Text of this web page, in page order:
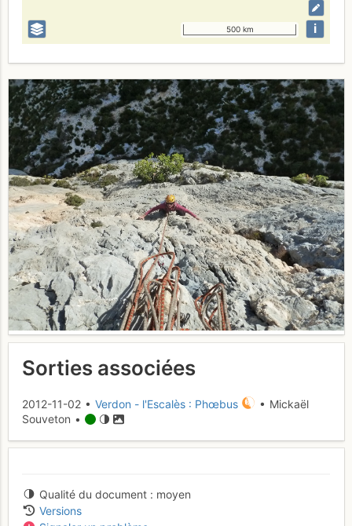
500 km i
Sorties associées
2012-11-02 • Verdon - l'Escalès : Phœbus
• Mickaël
Souveton •
Qualité du document
moyen
Versions